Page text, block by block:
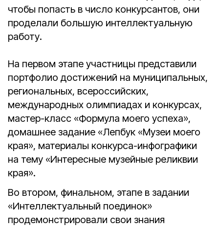
чтобы попасть в число конкурсантов, они
проделали большую интеллектуальную
работу.
На первом этапе участницы представили
портфолио достижений на муниципальных,
региональных, всероссийских,
международных олимпиадах и конкурсах,
мастер-класс «Формула моего успеха»,
домашнее задание «Лепбук «Музеи моего
края», материалы конкурса-инфографики
на тему «Интересные музейные реликвии
края».
Во втором, финальном, этапе в задании
«Интеллектуальный поединок»
продемонстрировали свои знания